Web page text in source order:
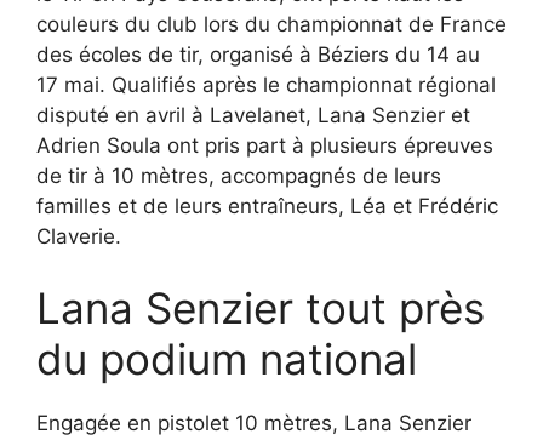
couleurs du club lors du championnat de France
des écoles de tir, organisé à Béziers du 14 au
17 mai. Qualifiés après le championnat régional
disputé en avril à Lavelanet, Lana Senzier et
Adrien Soula ont pris part à plusieurs épreuves
de tir à 10 mètres, accompagnés de leurs
familles et de leurs entraîneurs, Léa et Frédéric
Claverie.
Lana Senzier tout près
du podium national
Engagée en pistolet 10 mètres, Lana Senzier